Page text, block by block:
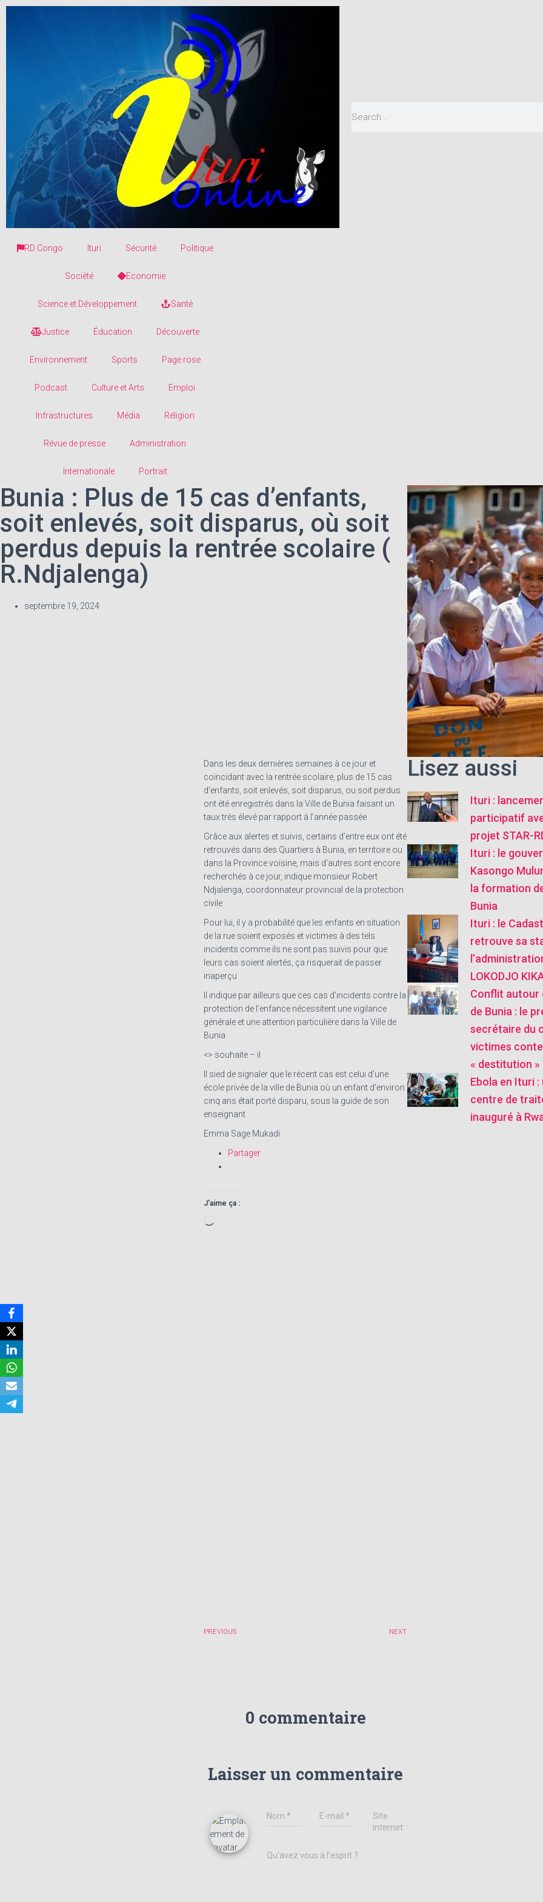
RD Congo Ituri Sécurité Politique
Société Economie
Science et Développement Santé
Justice Éducation Découverte
Environnement Sports Page rose
Podcast Culture et Arts Emploi
Infrastructures Média Réligion
Révue de presse Administration
Internationale Portrait
Bunia : Plus de 15 cas d’enfants,
soit enlevés, soit disparus, où soit
perdus depuis la rentrée scolaire (
R.Ndjalenga)
septembre 19, 2024
Dans les deux dernières semaines à ce jour et
coïncidant avec la rentrée scolaire, plus de 15 cas
d’enfants, soit enlevés, soit disparus, ou soit perdus
ont été enregistrés dans la Ville de Bunia faisant un
taux très élevé par rapport à l’année passée
Grâce aux alertes et suivis, certains d’entre eux ont été
retrouvés dans des Quartiers à Bunia, en territoire ou
dans la Province voisine, mais d’autres sont encore
recherchés à ce jour, indique monsieur Robert
Ndjalenga, coordonnateur provincial de la protection
civile
Pour lui, il y a probabilité que les enfants en situation
de la rue soient exposés et victimes à des tels
incidents comme ils ne sont pas suivis pour que
leurs cas soient alertés, ça risquerait de passer
inaperçu
Il indique par ailleurs que ces cas d’incidents contre la
protection de l’enfance nécessitent une vigilance
générale et une attention particulière dans la Ville de
Bunia
<> souhaite – il
Il sied de signaler que le récent cas est celui d’une
école privée de la ville de Bunia où un enfant d’environ
cinq ans était porté disparu, sous la guide de son
enseignant
Emma Sage Mukadi
Partager
J’aime ça :
PREVIOUS NEXT
0 commentaire
Laisser un commentaire
Nom * E-mail*
Site
internet
Qu’avez vous à l’esprit ?
Lisez aussi
Ituri :
participatif
projet STAR-
Ituri : le
Kasongo
la formation
Bunia
Ituri : le
retrouve sa
LOKODJO
Conflit autour
de Bunia : le
secrétaire du
victimes
« destitution »
Ebola en Ituri :
centre de
inauguré à